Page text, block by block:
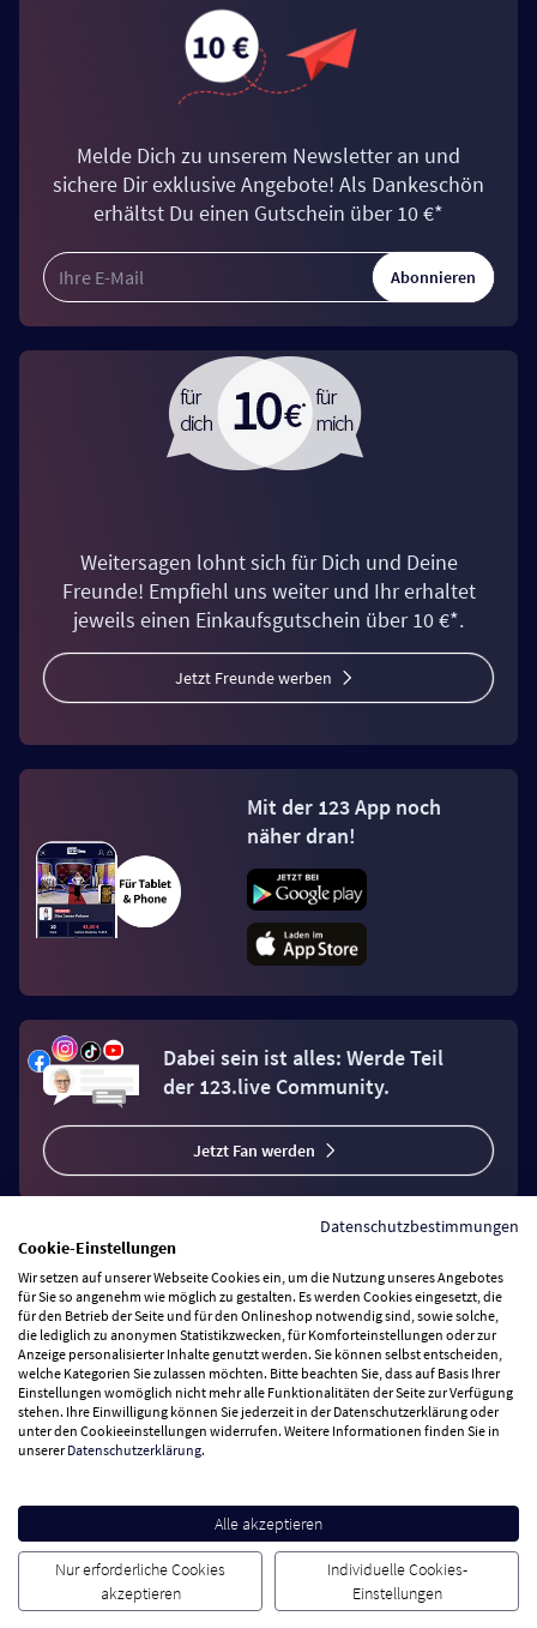
Melde Dich zu unserem Newsletter an und
sichere Dir exklusive Angebote! Als Dankeschön
erhältst Du einen Gutschein über 10 €*
Abonnieren
Weitersagen lohnt sich für Dich und Deine
Freunde! Empfiehl uns weiter und Ihr erhaltet
jeweils einen Einkaufsgutschein über 10 €*.
Jetzt Freunde werben
Mit der 123 App noch
näher dran!
Dabei sein ist alles: Werde Teil
der 123.live Community.
Jetzt Fan werden
Vertrag widerrufen
Zahlungsarten
Wir versenden mit
Besuchen Sie uns
Cookie Einstellungen AGB Datenschutz Impressum
Datenschutzbestimmungen
Cookie-Einstellungen
Wir setzen auf unserer Webseite Cookies ein, um die Nutzung unseres Angebotes
für Sie so angenehm wie möglich zu gestalten. Es werden Cookies eingesetzt, die
für den Betrieb der Seite und für den Onlineshop notwendig sind, sowie solche,
die lediglich zu anonymen Statistikzwecken, für Komforteinstellungen oder zur
Anzeige personalisierter Inhalte genutzt werden. Sie können selbst entscheiden,
welche Kategorien Sie zulassen möchten. Bitte beachten Sie, dass auf Basis Ihrer
Einstellungen womöglich nicht mehr alle Funktionalitäten der Seite zur Verfügung
stehen. Ihre Einwilligung können Sie jederzeit in der Datenschutzerklärung oder
unter den Cookieeinstellungen widerrufen. Weitere Informationen finden Sie in
unsererDatenschutzerklärung.
Alle akzeptieren
Nur erforderliche Cookies
akzeptieren
Individuelle Cookies-
Einstellungen